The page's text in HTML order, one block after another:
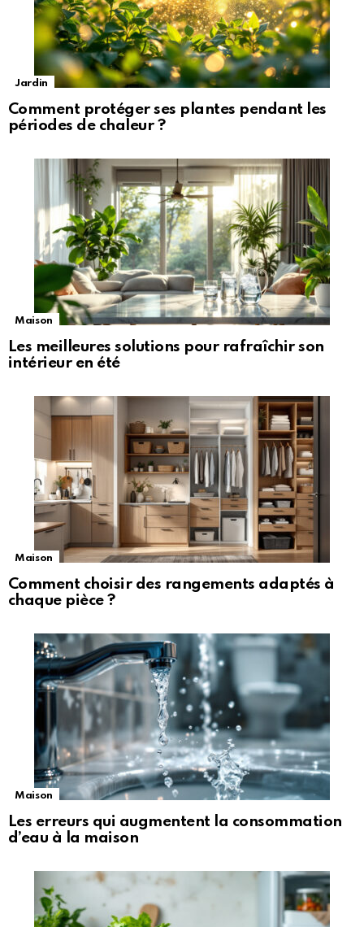
Jardin
Comment protéger ses plantes pendant les
périodes de chaleur ?
Maison
Les meilleures solutions pour rafraîchir son
intérieur en été
Maison
Comment choisir des rangements adaptés à
chaque pièce ?
Maison
Les erreurs qui augmentent la consommation
d’eau à la maison